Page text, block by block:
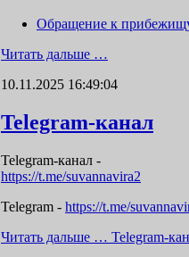
Обращение к
Читать дальше …
10.11.2025 16:49:04
Telegram-канал
Telegram-канал -
https://t.me/suvannavira2
Telegram - https://t.me/
Читать дальше … Telegram-